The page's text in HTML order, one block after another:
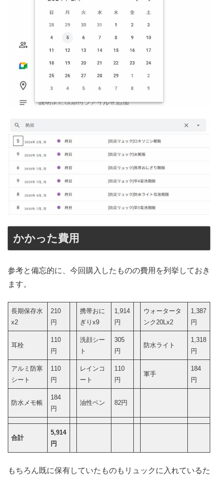
かかった費用
参考と備忘的に、今回購入したものの費用を列挙しておき
ます。
長期保存水
x2
210
円
携帯おに
ぎりx9
1,914
円
ウォータータ
ンク20Lx2
1,387
円
耳栓
110
円
洗顔シー
ト
305
円
防水ライト
1,318
円
アルミ防寒
シート
110
円
レインコ
ート
110
円
軍手
184
円
防水メモ帳
184
円
油性ペン 82円
合計
5,914
円
もちろん既に保有していたものもリュックに入れているた